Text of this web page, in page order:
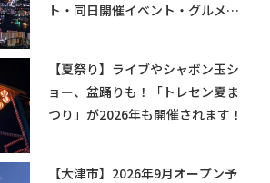
ト・同日開催イベント・グルメマ
【夏祭り】ライブやシャボン玉シ
ョー、盆踊りも！「トレセン夏ま
つり」が2026年も開催されます！
【大津市】2026年9月オープン予